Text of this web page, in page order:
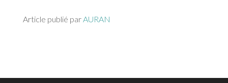
Article publié parAURAN